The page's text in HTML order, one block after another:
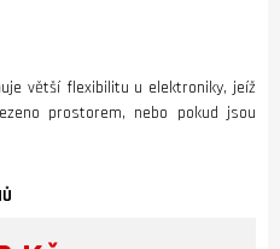
větší flexibilitu u elektroniky, jeíž
prostorem, nebo pokud jsou